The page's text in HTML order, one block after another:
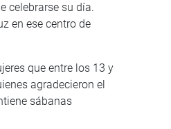
celebrarse su día.
en ese centro de
que entre los 13 y
agradecieron el
sábanas